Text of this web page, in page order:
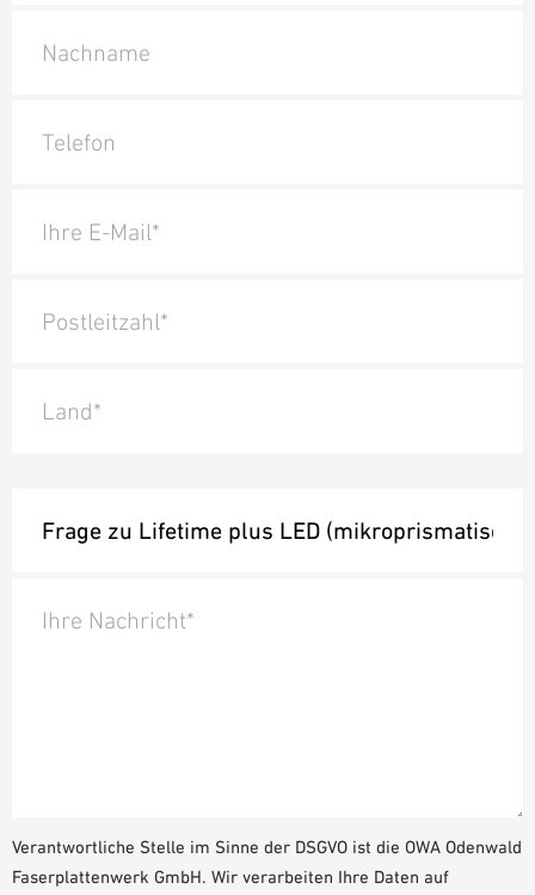
Nachname
Telefon
Ihre E-Mail*
Postleitzahl*
Land*
Ihre Nachricht*
Verantwortliche Stelle im Sinne der DSGVO ist die OWA Odenwald
Faserplattenwerk GmbH. Wir verarbeiten Ihre Daten auf